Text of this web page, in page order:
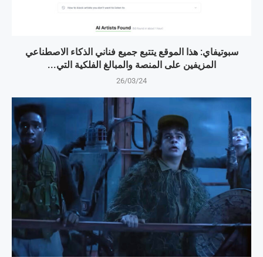
سبوتيفاي: هذا الموقع يتتبع جميع فناني الذكاء الاصطناعي
المزيفين على المنصة والمبالغ الفلكية التي...
26/03/24